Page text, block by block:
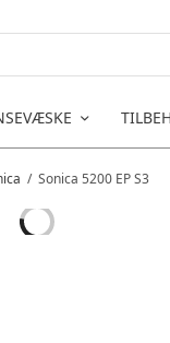
/ Sonica 5200 EP S3